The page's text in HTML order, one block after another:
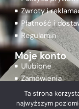
Zwroty i
Płatność i
Regulamin
Moje konto
Ulubione
Zamówienia
Rejestracja
Logowanie
Ta strona
najwyższym